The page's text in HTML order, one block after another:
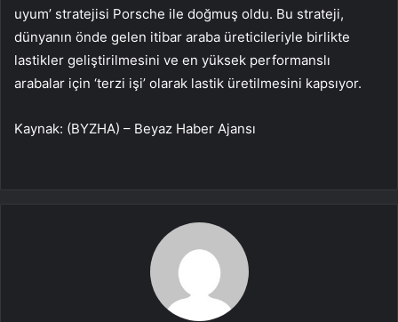
uyum’ stratejisi Porsche ile doğmuş oldu. Bu strateji,
dünyanın önde gelen itibar araba üreticileriyle birlikte
lastikler geliştirilmesini ve en yüksek performanslı
arabalar için ‘terzi işi’ olarak lastik üretilmesini kapsıyor.
Kaynak: (BYZHA) – Beyaz Haber Ajansı